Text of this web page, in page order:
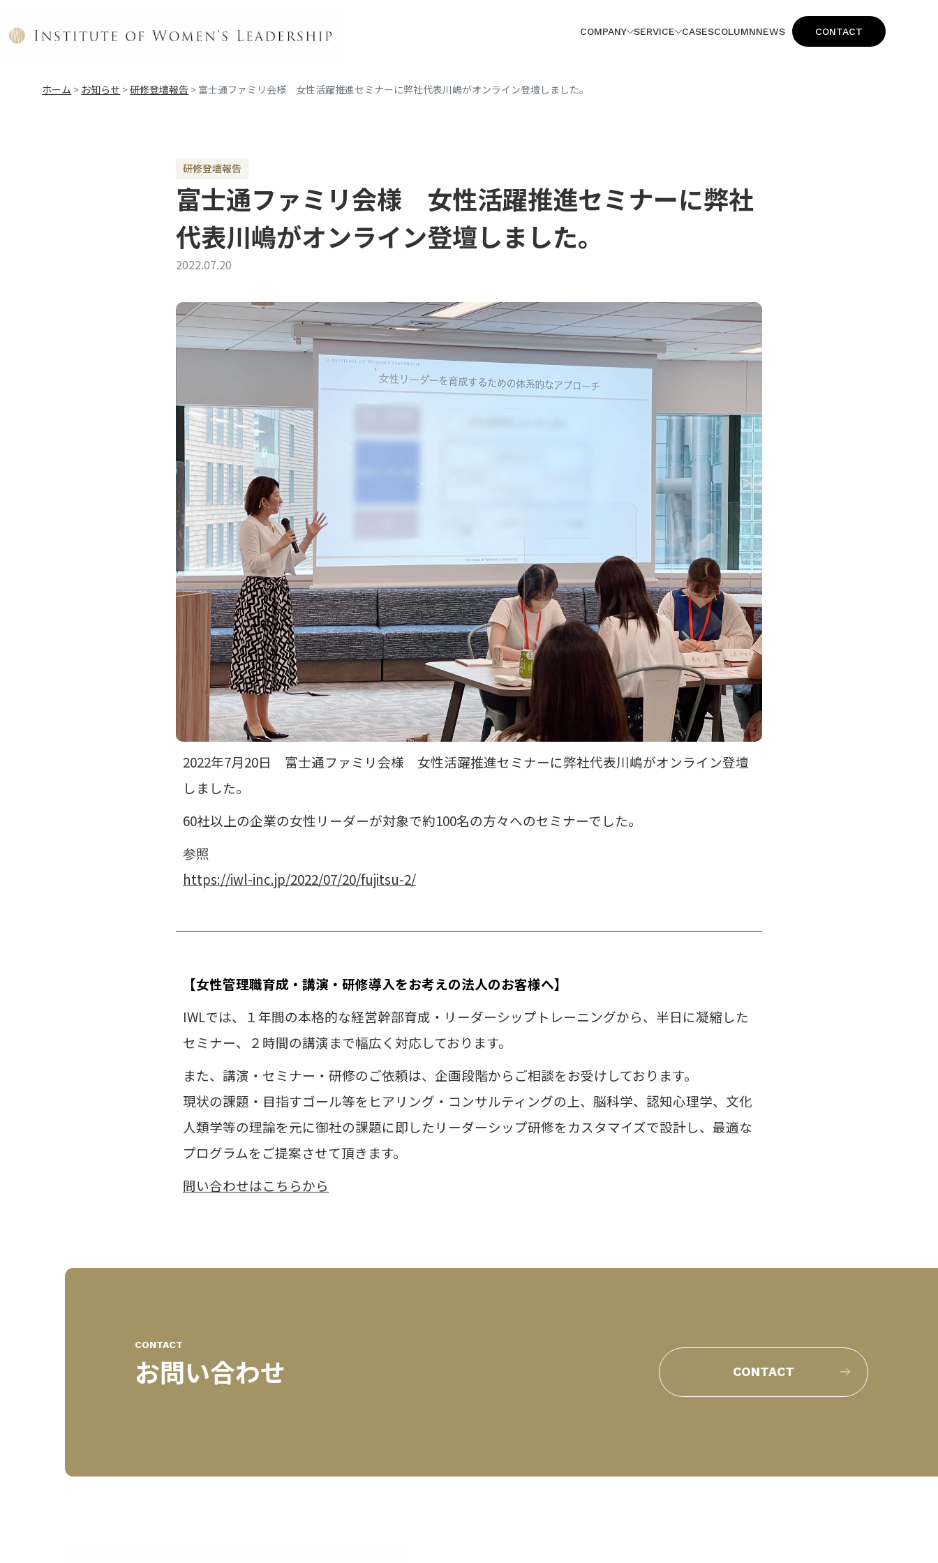
COMPANY SERVICE CASESCOLUMNNEWS CONTACT
ホーム > お知らせ >研修登壇報告 > 富士通ファミリ会様 女性活躍推進セミナーに弊社代表川嶋がオンライン登壇しました。
研修登壇報告
富士通ファミリ会様 女性活躍推進セミナーに弊社
代表川嶋がオンライン登壇しました。
2022.07.20
2022年7月20日 富士通ファミリ会様 女性活躍推進セミナーに弊社代表川嶋がオンライン登壇
しました。
60社以上の企業の女性リーダーが対象で約100名の方々へのセミナーでした。
参照
https://iwl-inc.jp/2022/07/20/fujitsu-2/
【女性管理職育成・講演・研修導入をお考えの法人のお客様へ】
IWLでは、１年間の本格的な経営幹部育成・リーダーシップトレーニングから、半日に凝縮した
セミナー、２時間の講演まで幅広く対応しております。
また、講演・セミナー・研修のご依頼は、企画段階からご相談をお受けしております。
現状の課題・目指すゴール等をヒアリング・コンサルティングの上、 脳科学、認知心理学、文化
人類学等の理論を元に御社の課題に即したリーダーシップ研修をカスタマイズで設計し、 最適な
プログラムをご提案させて頂きます。
問い合わせはこちらから
CONTACT
お問い合わせ CONTACT